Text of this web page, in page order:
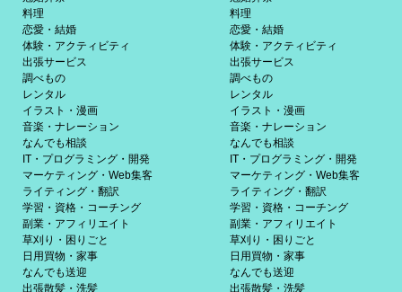
料理
恋愛・結婚
体験・アクティビティ
出張サービス
調べもの
レンタル
イラスト・漫画
音楽・ナレーション
なんでも相談
IT・プログラミング・開発
マーケティング・Web集客
ライティング・翻訳
学習・資格・コーチング
副業・アフィリエイト
草刈り・困りごと
日用買物・家事
なんでも送迎
出張散髪・洗髪
料理
恋愛・結婚
体験・アクティビティ
出張サービス
調べもの
レンタル
イラスト・漫画
音楽・ナレーション
なんでも相談
IT・プログラミング・開発
マーケティング・Web集客
ライティング・翻訳
学習・資格・コーチング
副業・アフィリエイト
草刈り・困りごと
日用買物・家事
なんでも送迎
出張散髪・洗髪